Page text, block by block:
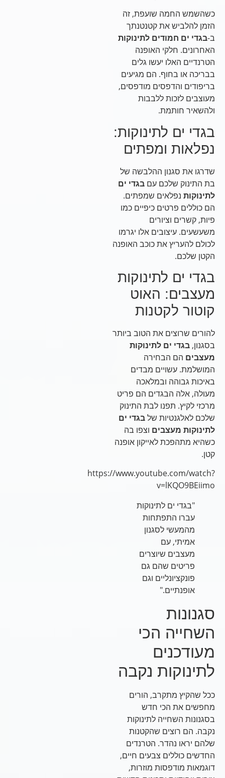
כשהשמש החמה שועפת, זה
הזמן להלביש את קטנטנתך
ב-בגדי ים חמודים לתינוקות
האחרונים. חלקי האופנה
הטרנדיים האלו יעשו גלים
בבריכה או בחוף. הם מגיעים
בריפודים והדפסים מודפסים,
מעוצבים לזכות ללבבות
ולהשאיר חותמת.
בגדי ים לתינוקות:
נפלאות ומפתים
שדרגו את סגנון ההלבשה של
בת התינוק שלכם עםבגדי ים
לתינוקותנפלאים שמפתים.
הם כוללים פרטים כיפיים כמו
פיות, קשרים וציורים
משעשעים. עיצובים אלו יגרמו
לכולם להעריץ את כוכב האופנה
הקטן שלכם.
בגדי ים לתינוקות
מעצבים: האוט
קוטור לקטנות
להורים שרוצים את הטוב ביותר
בסגנון,בגדי ים לתינוקות
מעצביםהם הבחירה
המושלמת. עשויים מבדים
באיכות גבוהה ובמלאכה
מעולה, אלה הבגדים הם פריט
מרכזי לקיץ. תפנו לבת התינוק
שלכם לאלגנטיות שלבגדי ים
לתינוקות מעצביםוצפו בה
כשהיא מתהפכת לאייקון אופנה
קטן.
https://www.youtube.com/watch?
v=lKQO9BEiimo
"בגדי ים לתינוקות
עברו התפתחות
מהמעשי לסגנון
אמיתי, עם
מעצבים שיוצרים
פריטים שהם גם
פונקציונליים וגם
אופנתיים."
סגנונות
השחייה הכי
מעודכנים
לתינוקות נקבה
ככל שהקיץ מתקרב, הורים
מחפשים את הכי חדש
בסגנונות השחייה לתינוקות
נקבה. הם רוצים שהקטנות
שלהם יראו נהדר. הטרנדים
החדשים כוללים צבעים חיים,
דוגמאות מודפסות מוזרות,